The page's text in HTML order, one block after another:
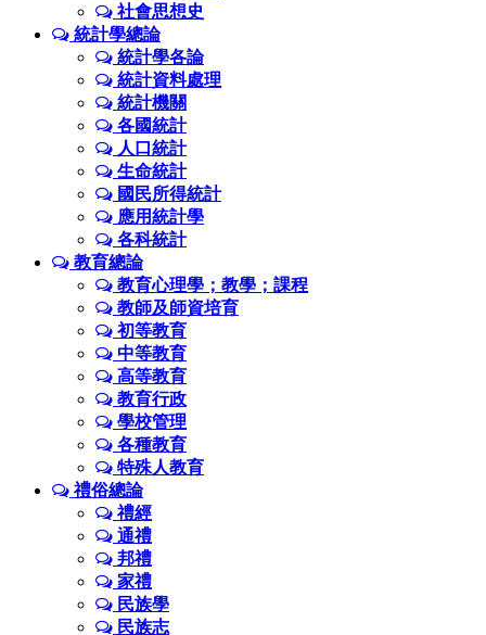
社會思想史
統計學總論
統計學各論
統計資料處理
統計機關
各國統計
人口統計
生命統計
國民所得統計
應用統計學
各科統計
教育總論
教育心理學；教學；課程
教師及師資培育
初等教育
中等教育
高等教育
教育行政
學校管理
各種教育
特殊人教育
禮俗總論
禮經
通禮
邦禮
家禮
民族學
民族志